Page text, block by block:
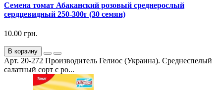
Семена томат Абаканский розовый среднерослый
сердцевидный 250-300г (30 семян)
10.00 грн.
В корзину
Арт. 20-272 Производитель Гелиос (Украина). Среднеспелый
салатный сорт с ро...